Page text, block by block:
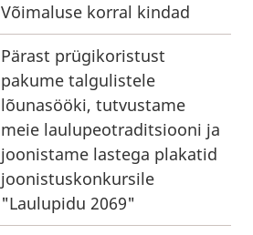
Võimaluse korral kindad
Pärast prügikoristust
pakume talgulistele
lõunasööki, tutvustame
meie laulupeotraditsiooni ja
joonistame lastega plakatid
joonistuskonkursile
"Laulupidu 2069"